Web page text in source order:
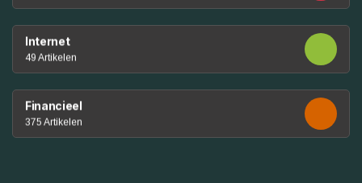
Internet
49 Artikelen
Financieel
375 Artikelen